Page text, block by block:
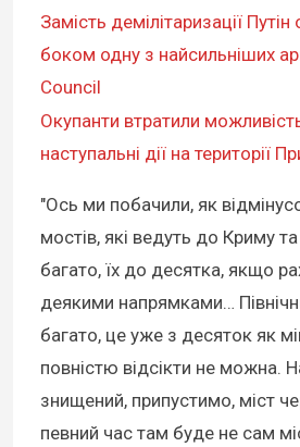
Замість демілітаризації
боком одну з найсильніших
Council
Окупанти втратили
наступальні дії на території
"Ось ми побачили, як
мостів, які ведуть до Криму
багато, їх до десятка, якщо
деякими напрямками…
багато, це уже з десяток як
повністю відсікти не можна.
знищений, припустимо, міст
певний час там буде не сам